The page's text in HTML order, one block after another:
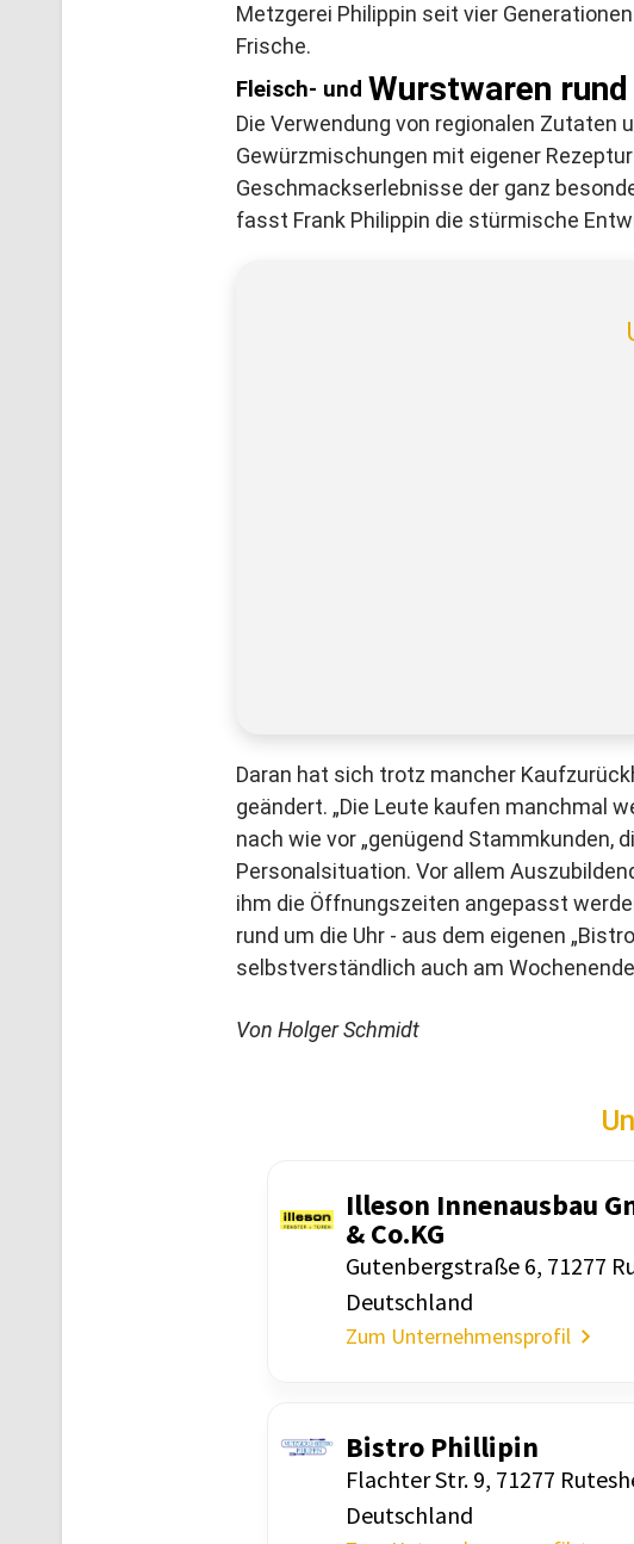
Metzgerei Philippin seit vier
Frische.
Fleisch- und Wurstwaren
Die Verwendung von regionalen
Gewürzmischungen mit eigener
Geschmackserlebnisse der ganz
fasst Frank Philippin die stürmische
Daran hat sich trotz mancher
geändert. „Die Leute kaufen manchmal
nach wie vor „genügend Stammkunden,
Personalsituation. Vor allem
ihm die Öffnungszeiten angepasst
rund um die Uhr - aus dem eigenen
selbstverständlich auch am
Von Holger Schmidt
Illeson Innen­ausbau
& Co.​KG
Guten­berg­straße 6, 71277
Deutsch­land
Zum Unternehmensprofil
Bistro Phil­lipin
Flachter Str. 9, 71277
Deutsch­land